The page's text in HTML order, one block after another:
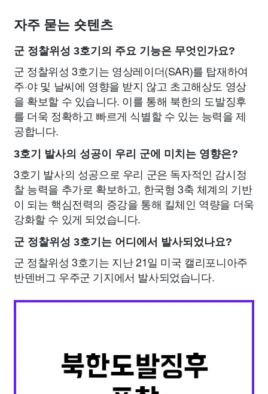
자주 묻는 숏텐츠
군 정찰위성 3호기의 주요 기능은 무엇인가요?
군 정찰위성 3호기는 영상레이더(SAR)를 탑재하여
주·야 및 날씨에 영향을 받지 않고 초고해상도 영상
을 확보할 수 있습니다. 이를 통해 북한의 도발징후
를 더욱 정확하고 빠르게 식별할 수 있는 능력을 제
공합니다.
3호기 발사의 성공이 우리 군에 미치는 영향은?
3호기 발사의 성공으로 우리 군은 독자적인 감시정
찰 능력을 추가로 확보하고, 한국형 3축 체계의 기반
이 되는 핵심전력의 증강을 통해 킬체인 역량을 더욱
강화할 수 있게 되었습니다.
군 정찰위성 3호기는 어디에서 발사되었나요?
군 정찰위성 3호기는 지난 21일 미국 캘리포니아주
반덴버그 우주군 기지에서 발사되었습니다.